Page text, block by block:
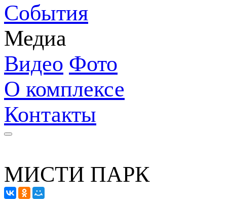
События
Медиа
Видео Фото
О комплексе
Контакты
МИСТИ ПАРК